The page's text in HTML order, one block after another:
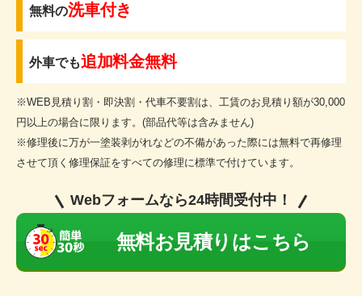
無料の洗車付き
外車でも追加料金無料
※WEB見積り割・即決割・代車不要割は、工賃のお見積り額が30,000
円以上の場合に限ります。(部品代等は含みません)
※修理後に万が一塗装剥がれなどの不備があった際には無料で再修理
させて頂く修理保証をすべての修理に標準で付けています。
Webフォームなら24時間受付中！
無料お見積りはこちら